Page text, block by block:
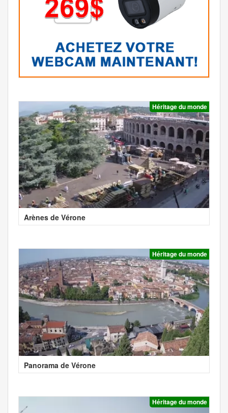
Héritage du monde
Arènes de Vérone
Héritage du monde
Panorama de Vérone
Héritage du monde